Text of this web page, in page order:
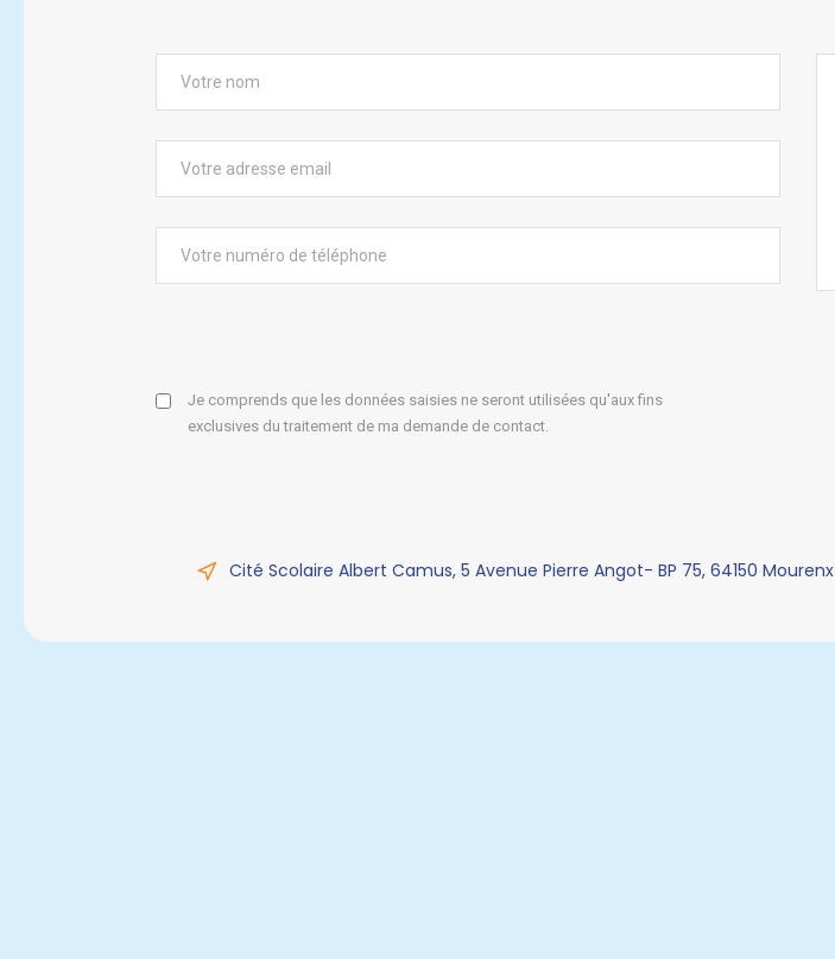
Je comprends que les données saisies ne seront utilisées qu'aux fins
exclusives du traitement de ma demande de contact.
Cité Scolaire Albert Camus, 5 Avenue Pierre Angot- BP 75, 64150 Mourenx